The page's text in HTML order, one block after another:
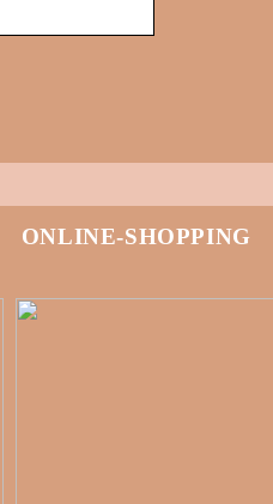
ONLINE-SHOPPING